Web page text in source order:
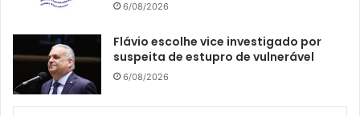
6/08/2026
Flávio escolhe vice investigado por
suspeita de estupro de vulnerável
6/08/2026